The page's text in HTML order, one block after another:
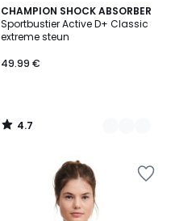
CHAMPION SHOCK ABSORBER
Sportbustier Active D+ Classic
extreme steun
49.99 €
4.7
/ 5
4
Kleuren
4.7
/